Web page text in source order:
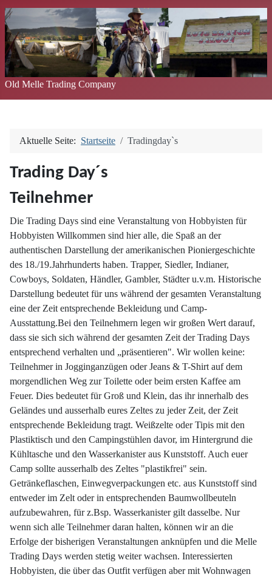
Old Melle Trading Company
Aktuelle Seite: Startseite Tradingday`s
Trading Day´s
Teilnehmer
Die Trading Days sind eine Veranstaltung von Hobbyisten für
Hobbyisten Willkommen sind hier alle, die Spaß an der
authentischen Darstellung der amerikanischen Pioniergeschichte
des 18./19.Jahrhunderts haben. Trapper, Siedler, Indianer,
Cowboys, Soldaten, Händler, Gambler, Städter u.v.m. Historische
Darstellung bedeutet für uns während der gesamten Veranstaltung
eine der Zeit entsprechende Bekleidung und Camp-
Ausstattung.Bei den Teilnehmern legen wir großen Wert darauf,
dass sie sich sich während der gesamten Zeit der Trading Days
entsprechend verhalten und „präsentieren". Wir wollen keine:
Teilnehmer in Jogginganzügen oder Jeans & T-Shirt auf dem
morgendlichen Weg zur Toilette oder beim ersten Kaffee am
Feuer. Dies bedeutet für Groß und Klein, das ihr innerhalb des
Geländes und ausserhalb eures Zeltes zu jeder Zeit, der Zeit
entsprechende Bekleidung tragt. Weißzelte oder Tipis mit den
Plastiktisch und den Campingstühlen davor, im Hintergrund die
Kühltasche und den Wasserkanister aus Kunststoff. Auch euer
Camp sollte ausserhalb des Zeltes "plastikfrei" sein.
Getränkeflaschen, Einwegverpackungen etc. aus Kunststoff sind
entweder im Zelt oder in entsprechenden Baumwollbeuteln
aufzubewahren, für z.Bsp. Wasserkanister gilt dasselbe. Nur
wenn sich alle Teilnehmer daran halten, können wir an die
Erfolge der bisherigen Veranstaltungen anknüpfen und die Melle
Trading Days werden stetig weiter wachsen. Interessierten
Hobbyisten, die über das Outfit verfügen aber mit Wohnwagen